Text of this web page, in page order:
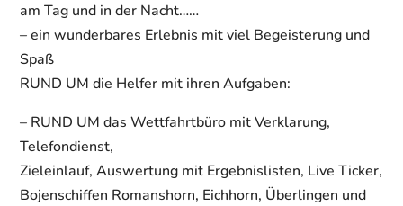
am Tag und in der Nacht……
– ein wunderbares Erlebnis mit viel Begeisterung und
Spaß
RUND UM die Helfer mit ihren Aufgaben:
– RUND UM das Wettfahrtbüro mit Verklarung,
Telefondienst,
Zieleinlauf, Auswertung mit Ergebnislisten, Live Ticker,
Bojenschiffen Romanshorn, Eichhorn, Überlingen und